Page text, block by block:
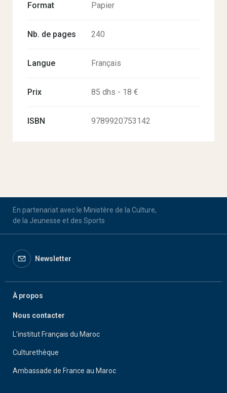
Format Papier
Nb. de pages 240
Langue Français
Prix 85 dhs - 18 €
ISBN 9789920753142
En partenariat avec le Ministère de la Culture,
de la Jeunesse et des Sports
Newsletter
À propos
Nous contacter
L’institut Français du Maroc
Culturethèque
Ambassade de France au Maroc